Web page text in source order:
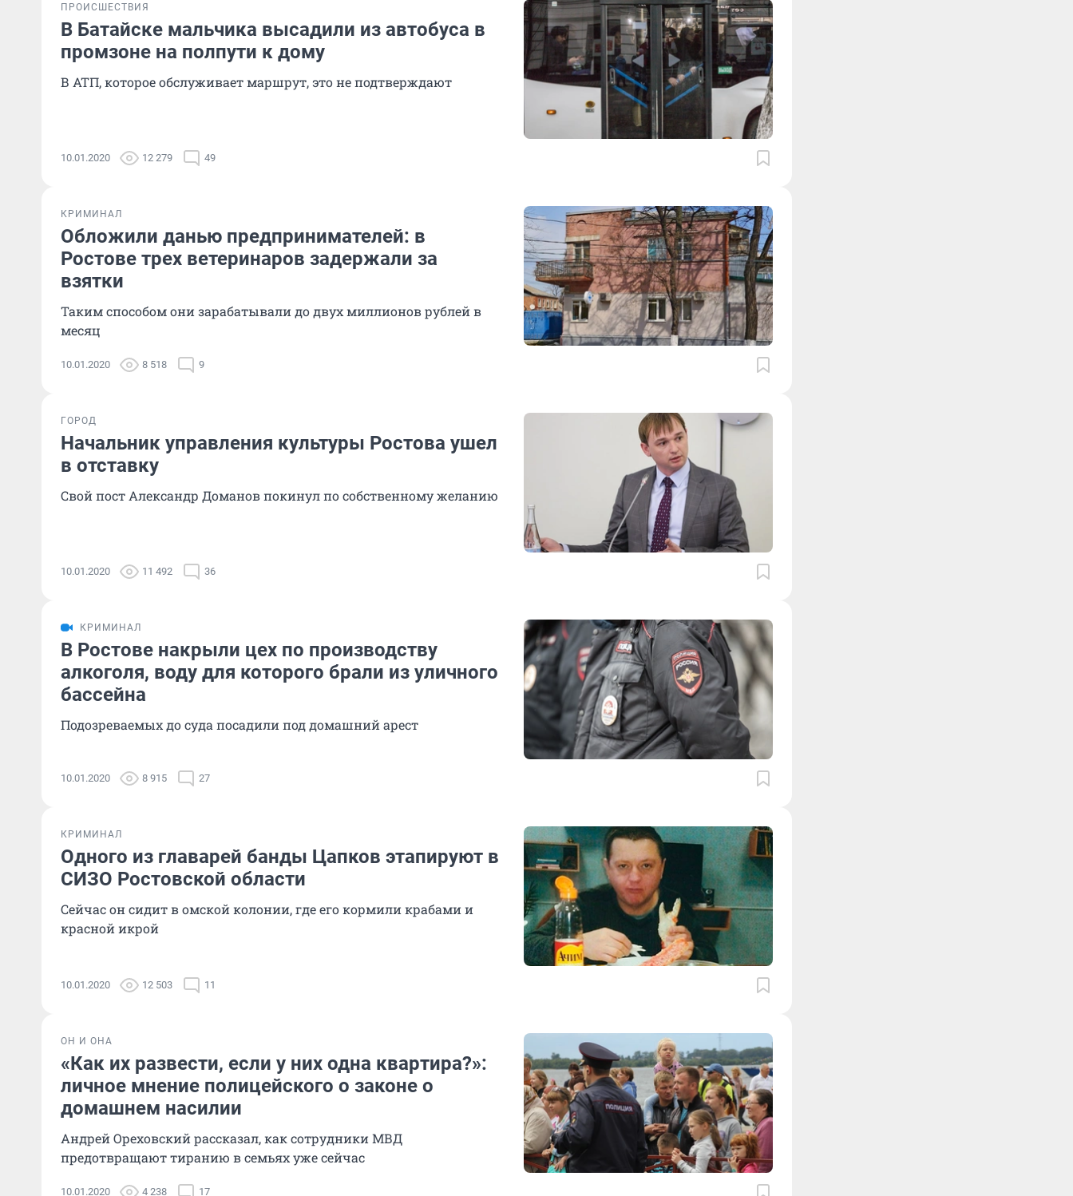
ПРОИСШЕСТВИЯ
В Батайске мальчика высадили из автобуса в
промзоне на полпути к дому
В АТП, которое обслуживает маршрут, это не подтверждают
10.01.2020 12 279 49
КРИМИНАЛ
Обложили данью предпринимателей: в
Ростове трех ветеринаров задержали за
взятки
Таким способом они зарабатывали до двух миллионов рублей в
месяц
10.01.2020 8 518 9
ГОРОД
Начальник управления культуры Ростова ушел
в отставку
Свой пост Александр Доманов покинул по собственному желанию
10.01.2020 11 492 36
КРИМИНАЛ
В Ростове накрыли цех по производству
алкоголя, воду для которого брали из уличного
бассейна
Подозреваемых до суда посадили под домашний арест
10.01.2020 8 915 27
КРИМИНАЛ
Одного из главарей банды Цапков этапируют в
СИЗО Ростовской области
Сейчас он сидит в омской колонии, где его кормили крабами и
красной икрой
10.01.2020 12 503 11
ОН И ОНА
«Как их развести, если у них одна квартира?»:
личное мнение полицейского о законе о
домашнем насилии
Андрей Ореховский рассказал, как сотрудники МВД
предотвращают тиранию в семьях уже сейчас
10.01.2020 4 238 17